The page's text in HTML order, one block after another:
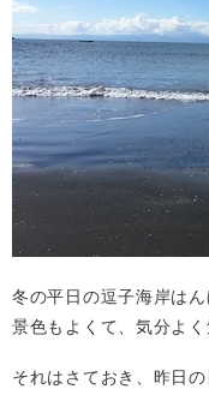
冬の平日の逗子海岸は
景色もよくて、気分よ
それはさておき、昨日